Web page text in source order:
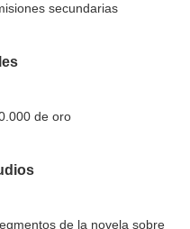
secundarias
de oro
de la novela sobre